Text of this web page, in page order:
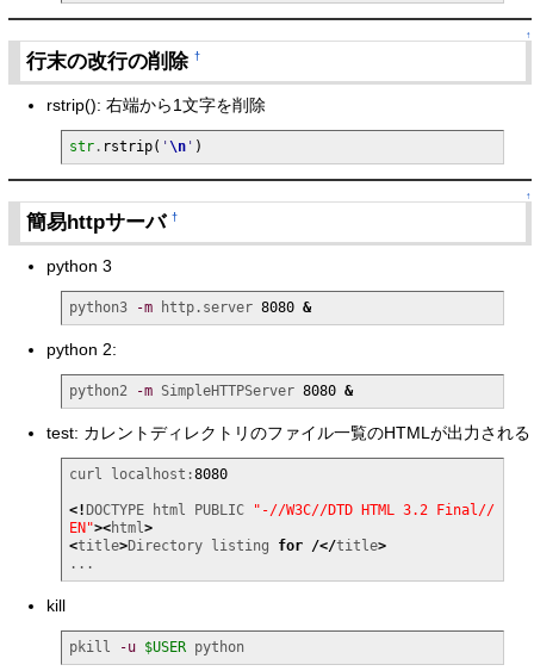
↑
行末の改行の削除†
rstrip(): 右端から1文字を削除
str. rstrip( ' \n' )
↑
簡易httpサーバ†
python 3
python3 -m http.server 8080 &
python 2:
python2 -m SimpleHTTPServer 8080 &
test: カレントディレクトリのファイル一覧のHTMLが出力される
curl localhost:8080
<! DOCTYPE html PUBLIC
"-//W3C//DTD HTML 3.2 Final//
EN"><html>
<title>Directory listing for /</title>
...
kill
pkill -u $USER python